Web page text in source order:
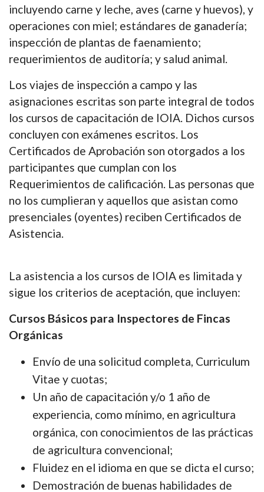
incluyendo carne y leche, aves (carne y huevos), y
operaciones con miel; estándares de ganadería;
inspección de plantas de faenamiento;
requerimientos de auditoría; y salud animal.
Los viajes de inspección a campo y las
asignaciones escritas son parte integral de todos
los cursos de capacitación de IOIA. Dichos cursos
concluyen con exámenes escritos. Los
Certificados de Aprobación son otorgados a los
participantes que cumplan con los
Requerimientos de calificación. Las personas que
no los cumplieran y aquellos que asistan como
presenciales (oyentes) reciben Certificados de
Asistencia.
La asistencia a los cursos de IOIA es limitada y
sigue los criterios de aceptación, que incluyen:
Cursos Básicos para Inspectores de Fincas
Orgánicas
Envío de una solicitud completa, Curriculum
Vitae y cuotas;
Un año de capacitación y/o 1 año de
experiencia, como mínimo, en agricultura
orgánica, con conocimientos de las prácticas
de agricultura convencional;
Fluidez en el idioma en que se dicta el curso;
Demostración de buenas habilidades de